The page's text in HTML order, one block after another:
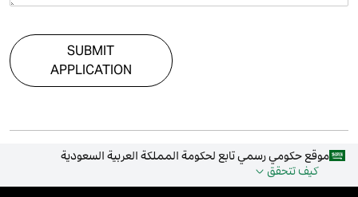
SUBMIT
APPLICATION
موقع حكومي رسمي تابع لحكومة المملكة العربية السعودية
كيف تتحقق